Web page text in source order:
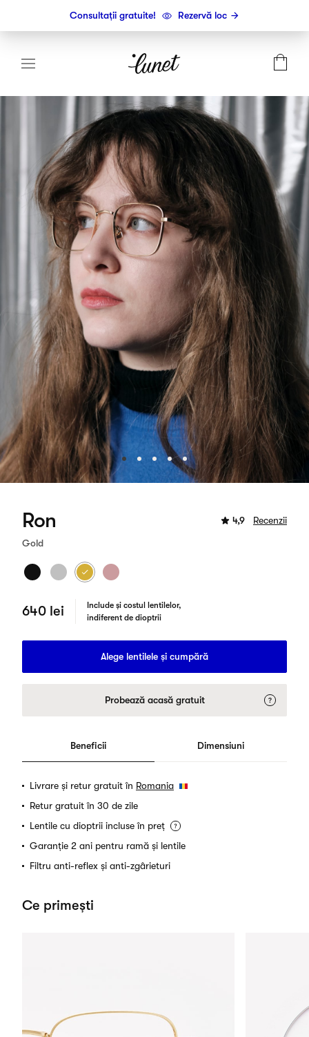
Consultații gratuite! Rezervă loc
Ron 4,9 Recenzii
Gold
640 lei
Include și costul lentilelor,
indiferent de dioptrii
Alege lentilele și cumpără
Probează acasă gratuit
Beneficii Dimensiuni
Livrare și retur gratuit în Romania
Retur gratuit în 30 de zile
Lentile cu dioptrii incluse în preț
Garanție 2 ani pentru ramă și lentile
Filtru anti-reflex și anti-zgârieturi
Ce primești